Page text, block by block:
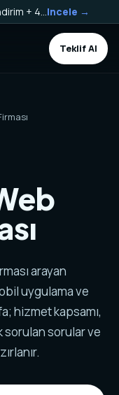
Incele →
Teklif Al
arayan
uygulama ve
hizmet kapsamı,
sorulan sorular ve